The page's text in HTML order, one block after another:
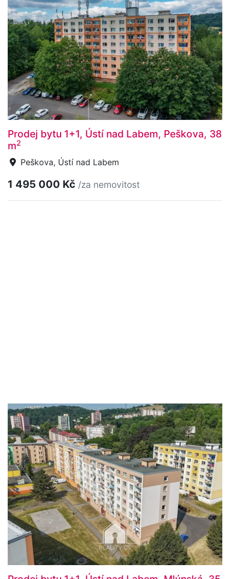
Prodej bytu 1+1, Ústí nad Labem, Peškova, 38
m2
Peškova, Ústí nad Labem
1 495 000 Kč /za nemovitost